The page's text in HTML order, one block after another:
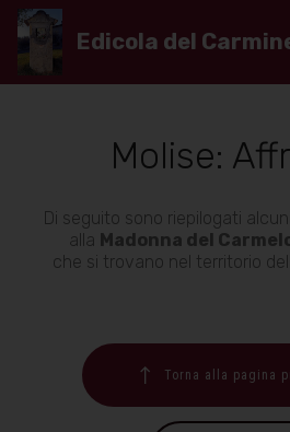
Edicola del
Molise:
Di seguito sono riepilogati alcuni
alla Madonna del
che si trovano nel territorio
Torna alla pagina